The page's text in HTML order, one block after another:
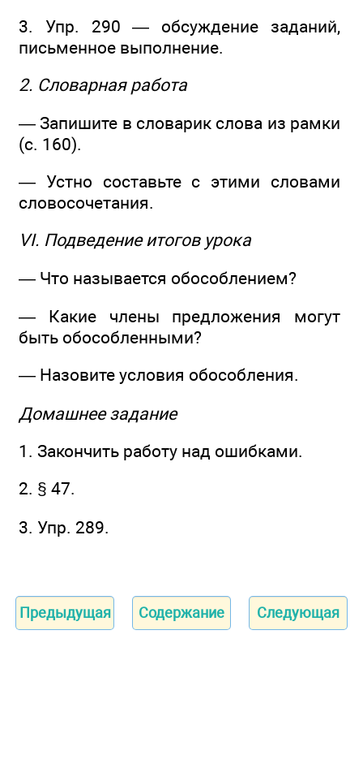
3. Упр. 290 — обсуждение заданий,
письменное выполнение.
2. Словарная работа
— Запишите в словарик слова из рамки
(с. 160).
— Устно составьте с этими словами
словосочетания.
VI. Подведение итогов урока
— Что называется обособлением?
— Какие члены предложения могут
быть обособленными?
— Назовите условия обособления.
Домашнее задание
1. Закончить работу над ошибками.
2. § 47.
3. Упр. 289.
Предыдущая Содержание Следующая